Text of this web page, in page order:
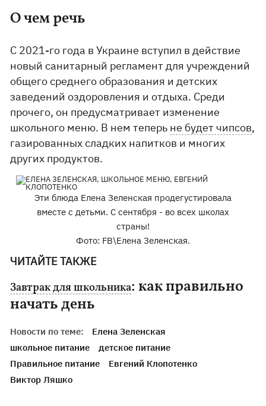
О чем речь
С 2021-го года в Украине вступил в действие
новый санитарный регламент для учреждений
общего среднего образования и детских
заведений оздоровления и отдыха. Среди
прочего, он предусматривает изменение
школьного меню. В нем теперь не будет чипсов,
газированных сладких напитков и многих
других продуктов.
Эти блюда Елена Зеленская продегустировала
вместе с детьми. С сентября - во всех школах
страны!
Фото: FB\Елена Зеленская.
ЧИТАЙТЕ ТАКЖЕ
Завтрак для школьника: как правильно
начать день
Новости по теме:
Елена Зеленская
школьное питание
детское питание
Правильное питание
Евгений Клопотенко
Виктор Ляшко